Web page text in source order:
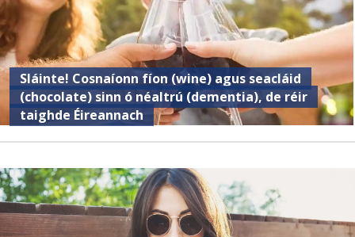
Sláinte! Cosnaíonn fíon (wine) agus seacláid
(chocolate) sinn ó néaltrú (dementia), de réir
taighde Éireannach